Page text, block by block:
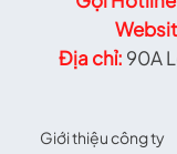
Địa chỉ: 90A
Giới thiệu công ty